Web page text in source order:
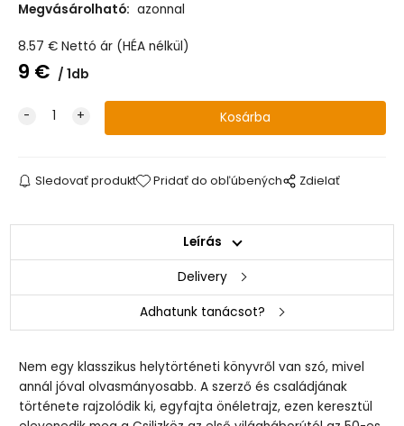
Megvásárolható: azonnal
8.57 € Nettó ár (HÉA nélkül)
9 € 1db
Sledovať produkt Pridať do obľúbených Zdielať
Leírás
Delivery
Adhatunk tanácsot?
Nem egy klasszikus helytörténeti könyvről van szó, mivel
annál jóval olvasmányosabb. A szerző és családjának
története rajzolódik ki, egyfajta önéletrajz, ezen keresztül